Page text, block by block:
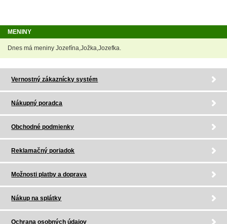
MENINY
Dnes má meniny Jozefína,Jožka,Jozefka.
Vernostný zákaznícky systém
Nákupný poradca
Obchodné podmienky
Reklamačný poriadok
Možnosti platby a doprava
Nákup na splátky
Ochrana osobných údajov